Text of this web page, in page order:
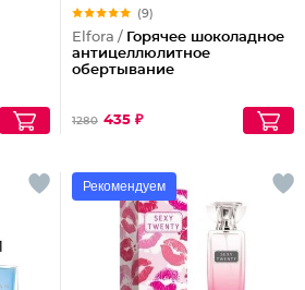
(9)
Elfora / Горячее шоколадное
антицеллюлитное
обертывание
1280 435 ₽
Рекомендуем